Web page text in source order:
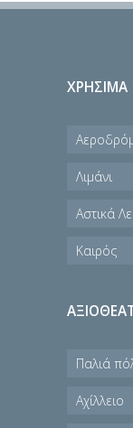
ΧΡΗΣΙΜΑ
Λιμάνι
Αστικά
Καιρός
Παλιά
Αχίλλειο